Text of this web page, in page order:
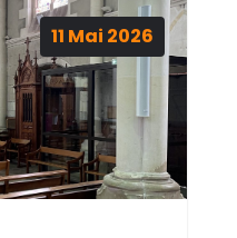
11 Mai 2026